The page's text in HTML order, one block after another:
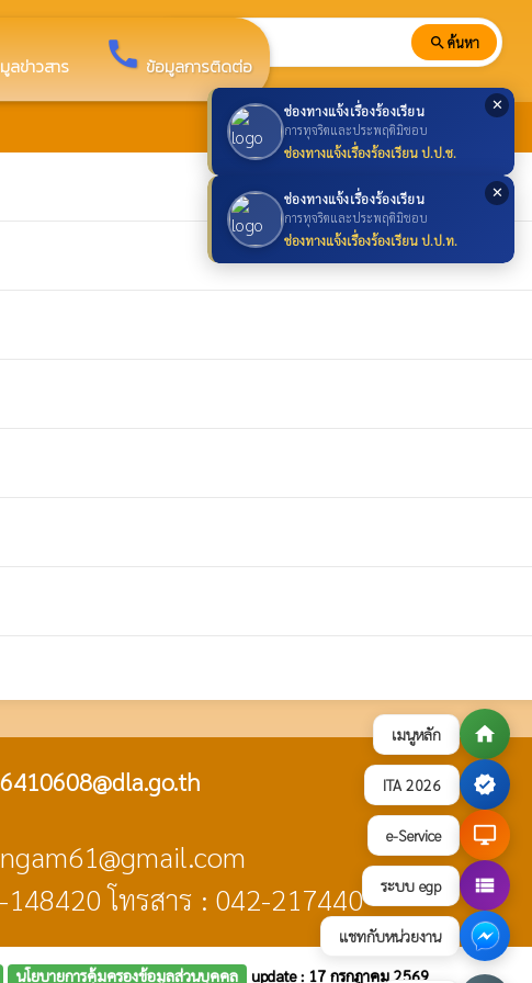
เมนูหลัก home
ITA 2026 verified
e-Service desktop_windows
ระบบ egp view_list
แชทกับหน่วยงาน
✕
ช่องทางแจ้งเรื่องร้องเรียน
การทุจริตและประพฤติมิชอบ
ช่องทางแจ้งเรื่องร้องเรียน ป.ป.ช.
✕
ช่องทางแจ้งเรื่องร้องเรียน
การทุจริตและประพฤติมิชอบ
ช่องทางแจ้งเรื่องร้องเรียน ป.ป.ท.
ลข่าวสาร call ข้อมูลการติดต่อ
search ค้นหา
โทรสาร : 042-217440
นโยบายการคุ้มครองข้อมูลส่วนบุคคล update : 17 กรกฎาคม 2569